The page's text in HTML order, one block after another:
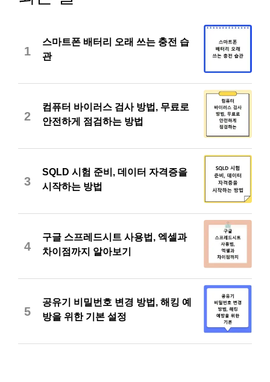
1
스마트폰 배터리 오래 쓰는 충전 습
관
2
컴퓨터 바이러스 검사 방법, 무료로
안전하게 점검하는 방법
3
SQLD 시험 준비, 데이터 자격증을
시작하는 방법
4
구글 스프레드시트 사용법, 엑셀과
차이점까지 알아보기
5
공유기 비밀번호 변경 방법, 해킹 예
방을 위한 기본 설정